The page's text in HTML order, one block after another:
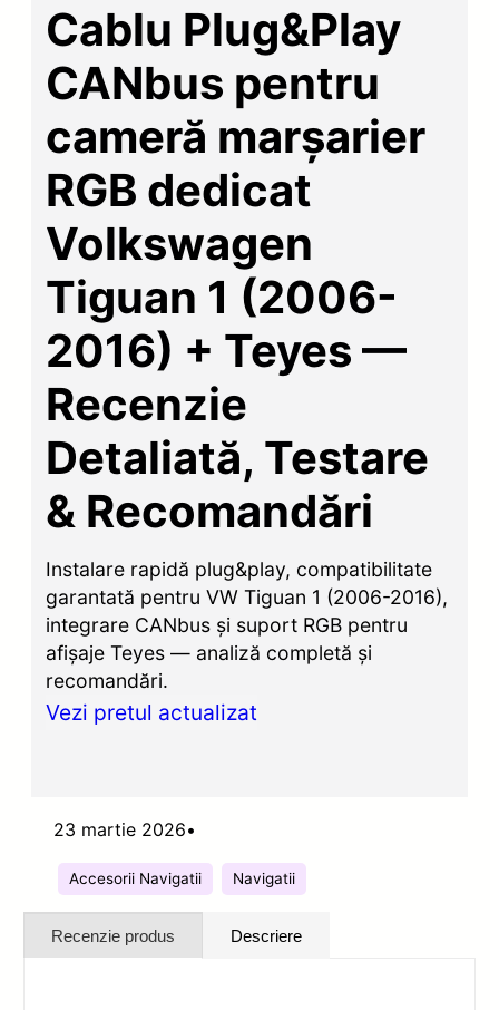
Cablu Plug&Play
CANbus pentru
cameră marșarier
RGB dedicat
Volkswagen
Tiguan 1 (2006-
2016) + Teyes —
Recenzie
Detaliată, Testare
& Recomandări
Instalare rapidă plug&play, compatibilitate
garantată pentru VW Tiguan 1 (2006-2016),
integrare CANbus și suport RGB pentru
afișaje Teyes — analiză completă și
recomandări.
Vezi pretul actualizat
23 martie 2026•
Accesorii Navigatii Navigatii
Recenzie produs Descriere